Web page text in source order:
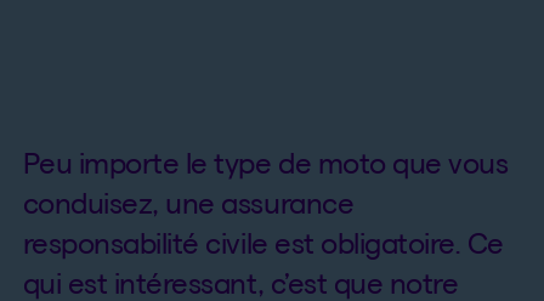
Peu importe le type de moto que vous
conduisez, une assurance
responsabilité civile est obligatoire. Ce
qui est intéressant, c’est que notre